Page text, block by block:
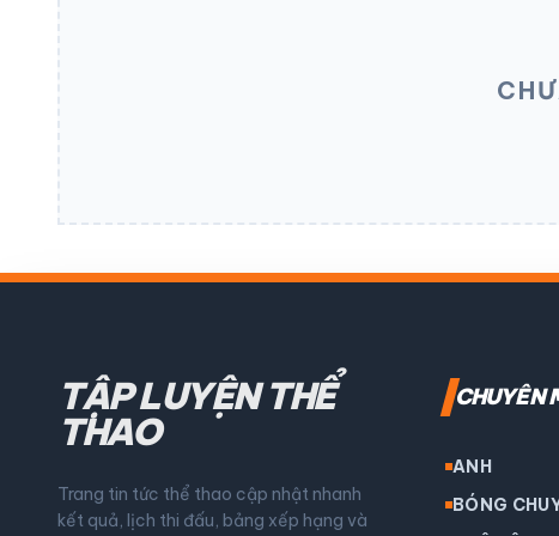
TẬP LUYỆN THỂ
THAO
Trang tin tức thể thao cập nhật nhanh
kết quả, lịch thi đấu, bảng xếp hạng và
CHUYÊN
ANH
BÓNG